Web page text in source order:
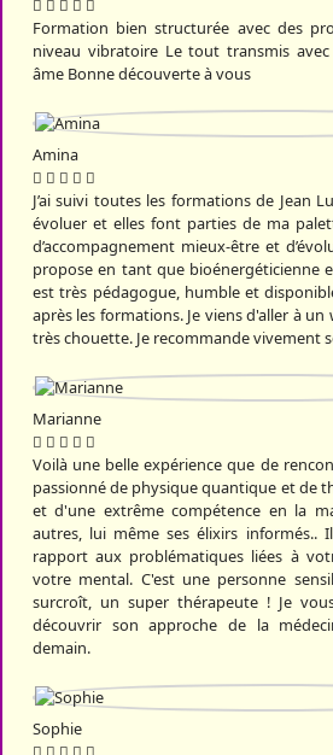
Formation bien structurée avec des
niveau vibratoire Le tout transmis
âme Bonne découverte à vous
Amina
J’ai suivi toutes les formations de Jean
évoluer et elles font parties de ma
d’accompagnement mieux-être et
propose en tant que bioénergéticienne
est très pédagogue, humble et
après les formations. Je viens d'aller à
très chouette. Je recommande vivement
Marianne
Voilà une belle expérience que de
passionné de physique quantique et de
et d'une extrême compétence en la
autres, lui même ses élixirs informés..
rapport aux problématiques liées à
votre mental. C'est une personne
surcroît, un super thérapeute ! Je
découvrir son approche de la
demain.
Sophie